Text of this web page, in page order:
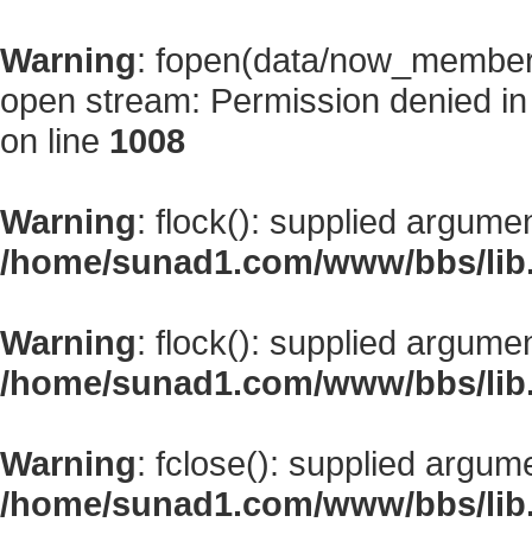
Warning: fopen(data/
open stream: Permission denied
on line 1008
Warning: flock(): supplied
/home/sunad1.com/www/bbs/
Warning: flock(): supplied
/home/sunad1.com/www/bbs/
Warning: fclose(): supplied
/home/sunad1.com/www/bbs/